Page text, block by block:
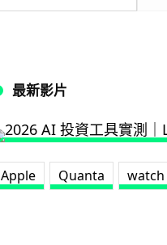
最新影片
Apple Quanta watch